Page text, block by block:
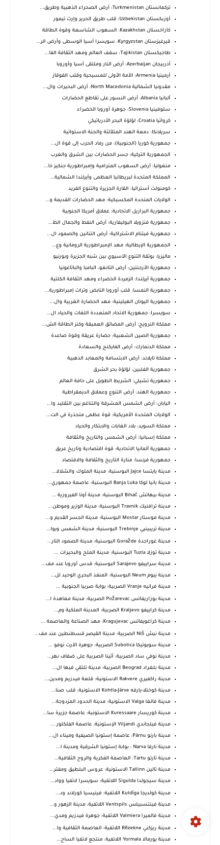
تركمانستان Turkmenistan: أرض الصحراء الذهبية وطريق...
أوزبكستان Uzbekistan: قلب طريق الحرير وإرث تيمور
كازاخستان Kazakhstan: السهوب الشاسعة وقوة الطاقة
قيرغيزستان Kyrgyzstan: سويسرا آسيا الوسطى وأرض الر...
طاجيكستان Tajikistan: سقف العالم ومهد الثقافة الفا...
أذربيجان Azerbaijan: أرض النار وملتقى آسيا وأوروبا
أرمينيا Armenia: الأمة الأولى للمسيحية وقلب القوقاز
مقدونيا الشمالية North Macedonia: أرض البحيرات وال...
ألبانيا Albania: أرض النسور على تقاطع الحضارات
سلوفينيا Slovenia: جوهرة أوروبا الخضراء
كرواتيا Croatia: لؤلؤة البحر الأدرياتيكي
سريلانكا: دمعة الهند المتلألئة والجنة الاستوائية
جمهورية كوريا (الجنوبية): من رماد الحرب إلى قوة ال...
الجمهورية التركية: جسر الحضارات بين الشرق والغرب
منغوليا: أرض السهوب المترامية وإمبراطورية جنكيز خا...
المملكة المتحدة لبريطانيا العظمى وأيرلندا الشمالية...
كومنولث أستراليا: القارة الجزيرة والتنوع الفريد
الولايات المتحدة المكسيكية: مهد الحضارات القديمة و...
جمهورية البرازيل الاتحادية: عملاق أمريكا الجنوبية
جمهورية فنزويلا البوليفارية: أرض النفط والجمال الط...
جمهورية فيتنام الاشتراكية: أرض التنانين والصمود ال...
الجمهورية الإيطالية: مهد الإمبراطورية الرومانية وع...
ماليزيا: بوتقة التنوع الآسيوي بين شبه الجزيرة وبورنيو
جمهورية الأرجنتين: أرض التانغو، البامبا والباتاغونيا
جمهورية أيرلندا: الزمردة الخضراء ومهد الثقافة الكلتية
جمهورية النمسا: قلب أوروبا النابض وتراث إمبراطورية...
جمهورية اليونان الهيلينية: مهد الحضارة الغربية وال...
سويسرا: جمهورية الاتحاد المتعددة اللغات والحياد ال...
مملكة النرويج: أرض المضائق العميقة وكنز الطاقة الش...
جمهورية الصين الشعبية: حضارة عريقة وقوة صاعدة
مملكة الدنمارك: أرض الفايكنج والسعادة
مملكة تايلاند: أرض الابتسامة والمعابد الذهبية
جمهورية الفلبين: لؤلؤة بحر الشرق
جمهورية تشيلي: الشريط الطويل على حافة العالم
جمهورية الهند: أرض التنوع وعملاق الديمقراطية
اليابان: أرض الشمس المشرقة والتناغم بين التقليد وا...
الولايات المتحدة الأمريكية: قوة عظمى متجذرة في الت...
مملكة السويد: بلاد الغابات والابتكار والحياد
مملكة إسبانيا: أرض الشمس والتاريخ والثقافة
جمهورية ألمانيا الاتحادية: قوة اقتصادية وتاريخ عريق
جمهورية فرنسا: منارة التاريخ والثقافة والاقتصاد
مدينة يايتسا Jajce البوسنية: مدينة الملوك والشلالا...
مدينة بانيا لوكا Banja Luka البوسنية: عاصمة جمهوري...
مدينة بيهاتش Bihać البوسنية: مدينة أونا الفيروزية ...
مدينة ترافنيك Travnik البوسنية: مدينة الوزير وموطن...
مدينة موستار Mostar البوسنية: مدينة الجسر القديم و...
مدينة تريبينيي Trebinje البوسنية: مدينة الشمس وبوا...
مدينة غوراجدة Goražde البوسنية: مدينة الصمود التار...
مدينة توزلا Tuzla البوسنية: مدينة الملح والبحيرات ...
مدينة سراييفو Sarajevo البوسنية: قدس أوروبا عند مف...
مدينة نِيوم Neum البوسنية: المنفذ البحري الوحيد لل...
مدينة فرانيه Vranje الصربية: بوابة صربيا الجنوبية ...
مدينة بوزاريفاتس Požarevac الصربية: مدينة معاهدة ا...
مدينة كراييفو Kraljevo الصربية: المدينة الملكية وم...
مدينة كراغويفاتس Kragujevac: مهد الصناعة والعاصمة ...
مدينة نيش Niš الصربية: مدينة القيصر قسطنطين عند مف...
مدينة سوبوتيكا Subotica الصربية: جوهرة الآرت نوفو ...
مدينة نوفي ساد الصربية: أثينا الصربية على ضفاف نهر...
مدينة بلغراد Beograd الصربية: مدينة تلتقي فيها ال...
مدينة راكفيري Rakvere الاستونية: قلعة فيدزيم ومدين...
مدينة كوختلا-يارفه Kohtla-Järve الاستونية: قلب صنا...
مدينة فالغا Valga الاستونية: مدينة الحدود المزدوجة...
مدينة كوريسار Kuressaare الاستونية: عاصمة جزيرة سا...
مدينة فيلجاندي Viljandi الإستونية: عاصمة الفلكلور ...
مدينة بارنو Pärnu: عاصمة إستونيا الصيفية وميناء ال...
مدينة نارفا Narva : بوابة إستونيا الشرقية ومدينة ا...
مدينة تارتو Tartu: العاصمة الفكرية والروح الثقافية...
مدينة تالين Tallinn الاستونية: عروس البلطيق ومفتر...
مدينة سيجولدا Sigulda اللاتفية: سويسرا لاتفيا وواد...
مدينة كولديجا Kuldīga اللاتفية: فينيسيا كورلاند ود...
مدينة فينتسبيلس Ventspils اللاتفية: مدينة الزهور و...
مدينة فالميرا Valmiera اللاتفية: جوهرة فيدزيم ومدي...
مدينة ريزكني Rēzekne اللاتفية: العاصمة الثقافية وا...
مدينة يورمالا Yormala اللاتفية: منتجع لاتفيا الساح...